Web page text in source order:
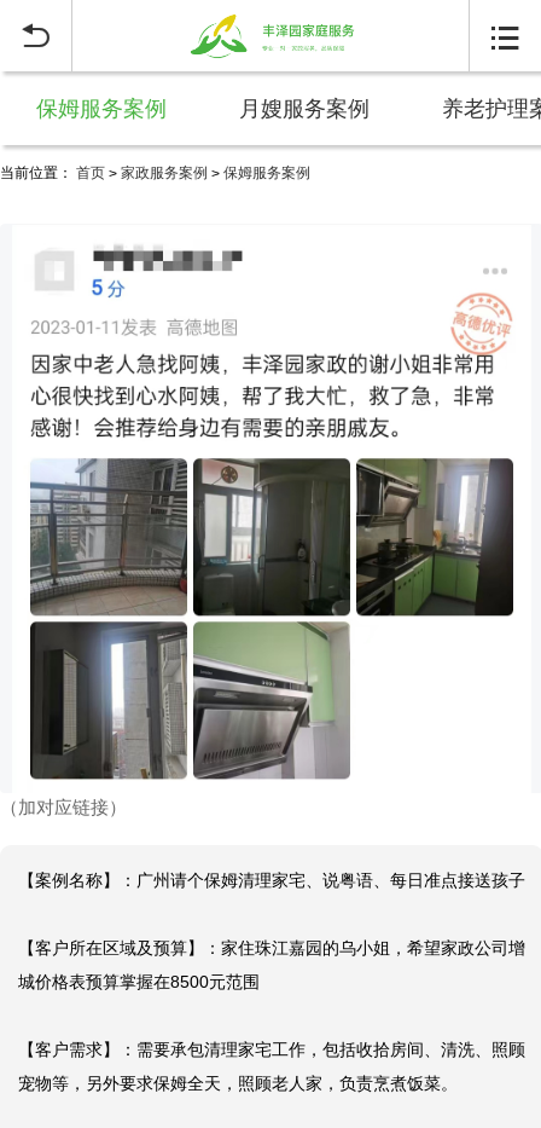
 
保姆服务案例 月嫂服务案例 养老护理
当前位置： 首页 > 家政服务案例 > 保姆服务案例
广州请个保姆清理家宅、说粤语、每日准点接送
2025-10-17 12:02:14
【选择阿姨】：选择增城全天服务家政公司，丰泽园保姆，方荣
（加对应链接）
【案例名称】：广州请个保姆清理家宅、说粤语、每日准点接送孩子
【客户所在区域及预算】：家住珠江嘉园的乌小姐，希望家政公司增
城价格表预算掌握在8500元范围
【客户需求】：需要承包清理家宅工作，包括收拾房间、清洗、照顾
宠物等，另外要求保姆全天，照顾老人家，负责烹煮饭菜。